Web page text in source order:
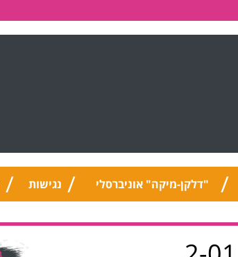
"דלקן-מיקה" אוניברסלי נגישות